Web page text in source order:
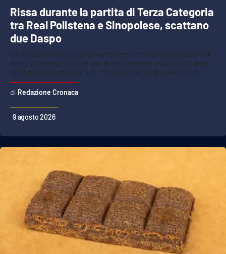
Rissa durante la partita di Terza Categoria
tra Real Polistena e Sinopolese, scattano
due Daspo
La Polizia ha notificato i provvedimenti emessi dalla Questura di
Reggio Calabria nei confronti di due tesserati responsabili degli
episodi di violenza avvenuti il 12 aprile allo stadio di Polistena
Redazione Cronaca
9 agosto 2026